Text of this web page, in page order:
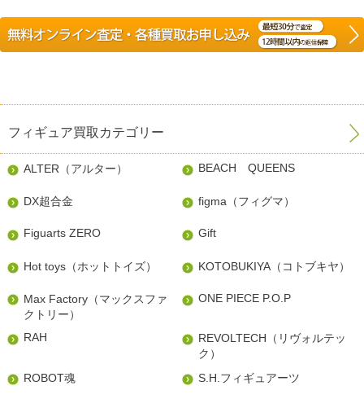
フィギュア買取カテゴリー
ALTER（アルター） BEACH QUEENS
DX超合金 figma（フィグマ）
Figuarts ZERO Gift
Hot toys（ホットトイズ） KOTOBUKIYA（コトブキヤ）
Max Factory（マックスファ
クトリー）
ONE PIECE P.O.P
RAH
REVOLTECH（リヴォルテッ
ク）
ROBOT魂
S.H.フィギュアーツ